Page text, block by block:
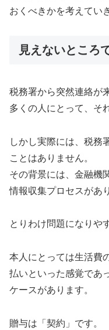
おくべきかを考えてい
見えないところ
税務署から突然連絡が
多くの人にとって、そ
しかし実際には、税務
ことはありません。
その背景には、金融機
情報収集プロセスがあ
とりわけ問題になりや
本人にとっては生活費
払いといった感覚であ
ケースがあります。
贈与は「契約」です。